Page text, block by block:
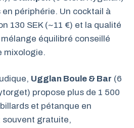
périphérie. Un cocktail à
130 SEK (~11 €) et la qualité
équilibré conseillé
mixologie.
Ugglan Boule & Bar (6
propose plus de 1 500
et pétanque en
souvent gratuite,